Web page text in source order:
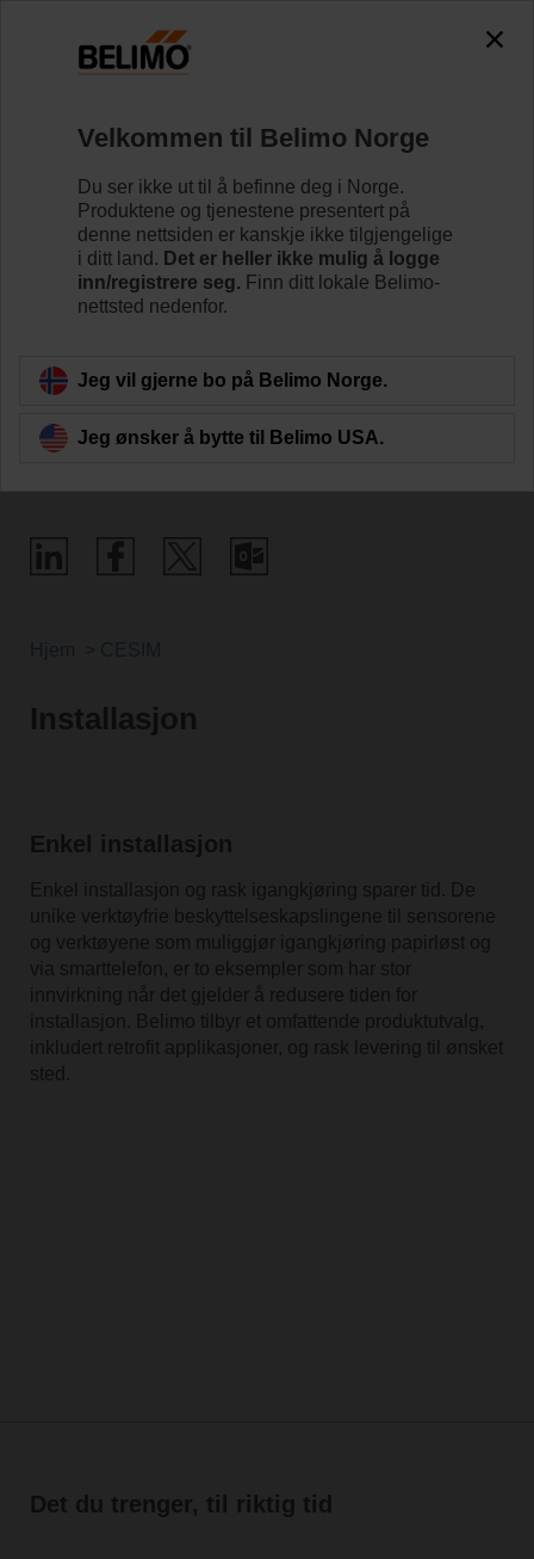
Enkel installasjon
Installasjon
Enkel installasjon
Enkel installasjon og rask igangkjøring sparer tid. De
unike verktøyfrie beskyttelseskapslingene til sensorene
og verktøyene som muliggjør igangkjøring papirløst og
via smarttelefon, er to eksempler som har stor
innvirkning når det gjelder å redusere tiden for
installasjon. Belimo tilbyr et omfattende produktutvalg,
inkludert retrofit applikasjoner, og rask levering til ønsket
sted.
Det du trenger, til riktig tid
Velkommen til Belimo Norge
Du ser ikke ut til å befinne deg i Norge.
Produktene og tjenestene presentert på
denne nettsiden er kanskje ikke tilgjengelige
i ditt land. Det er heller ikke mulig å logge
inn/registrere seg. Finn ditt lokale Belimo-
nettsted nedenfor.
Jeg vil gjerne bo på Belimo Norge.
Jeg ønsker å bytte til Belimo USA.